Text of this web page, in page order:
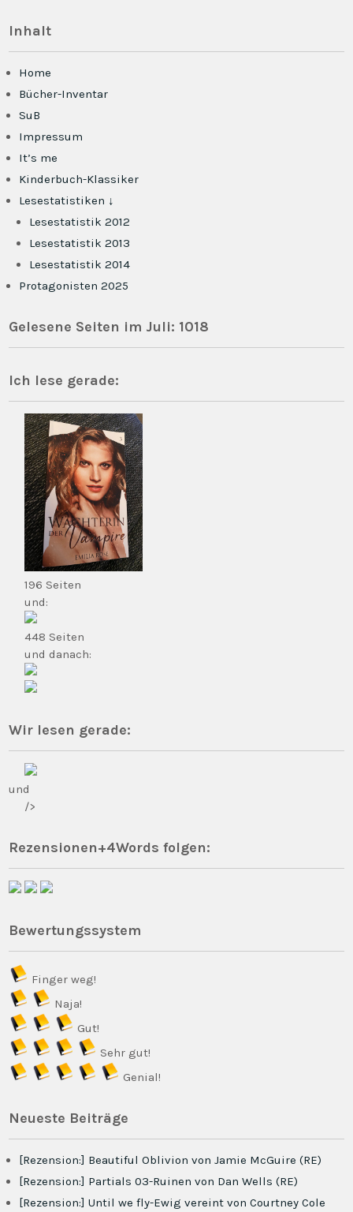
Inhalt
Home
Bücher-Inventar
SuB
Impressum
It’s me
Kinderbuch-Klassiker
Lesestatistiken ↓
Lesestatistik 2012
Lesestatistik 2013
Lesestatistik 2014
Protagonisten 2025
Gelesene Seiten im Juli: 1018
Ich lese gerade:
196 Seiten
und:
448 Seiten
und danach:
Wir lesen gerade:
und
/>
Rezensionen+4Words folgen:
Bewertungssystem
Finger weg!
Naja!
Gut!
Sehr gut!
Genial!
Neueste Beiträge
[Rezension:] Beautiful Oblivion von Jamie McGuire (RE)
[Rezension:] Partials 03-Ruinen von Dan Wells (RE)
[Rezension:] Until we fly-Ewig vereint von Courtney Cole